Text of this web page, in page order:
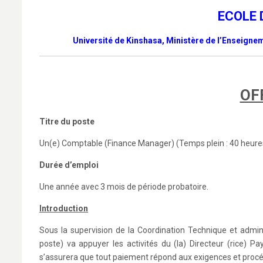
ECOLE
Université de Kinshasa, Ministère de
Titre du poste
Un(e) Comptable (Finance Manager) (Temps plein : 40
Durée d’emploi
Une année avec 3 mois de période probatoire.
Introduction
Sous la supervision de la Coordination Technique et
poste) va appuyer les activités du (la) Directeur (rice)
s’assurera que tout paiement répond aux exigences et